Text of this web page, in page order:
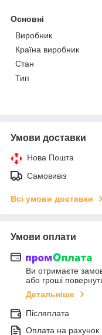
Основні
Виробник
Країна виробник
Стан
Тип
Умови доставки
Нова Пошта
Самовивіз
Всі умови доставки
Умови оплати
Ви отримаєте
або гроші
Детальніше
Післяплата
Оплата на рахунок